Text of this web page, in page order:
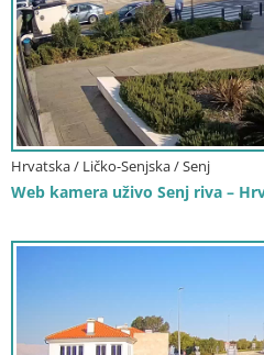
Hrvatska / Ličko-Senjska / Senj
Web kamera uživo Senj riva –